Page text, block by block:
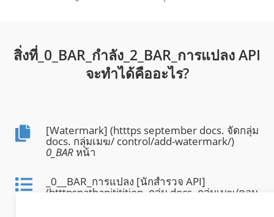
สิ่งที่_0_BAR_กําลัง_2_BAR_การแปลง API
จะทําได้คืออะไร?
[Watermark] (htttps september docs. จัดกลุ่ม
docs. กลุ่มเมฆ/ control/add-watermark/)
0_BAR หน้า
_0__BAR_การแปลง [นักสํารวจ API]
(htttpspathapititition. กลุ่ม docs. กลุ่มเมฆ/คอน